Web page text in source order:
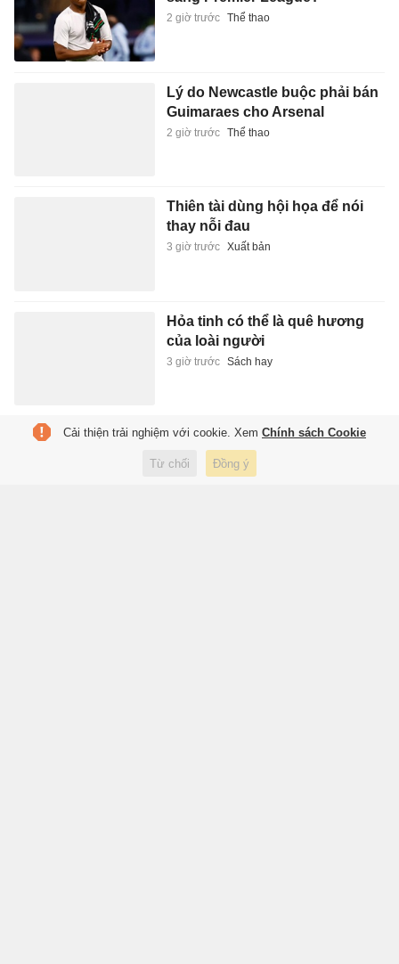
2 giờ trước Thể thao
Lý do Newcastle buộc phải bán
Guimaraes cho Arsenal
2 giờ trước Thể thao
Thiên tài dùng hội họa để nói
thay nỗi đau
3 giờ trước Xuất bản
Hỏa tinh có thể là quê hương
của loài người
3 giờ trước Sách hay
Rời TP.HCM về quê, vợ chồng
trẻ xây biệt thự 312 m2 uốn
lượn lạ mắt
Cải thiện trải nghiệm với cookie. Xem Chính sách Cookie
Từ chối Đồng ý